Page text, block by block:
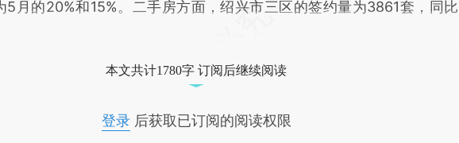
5月的20%和15%。二手房方面，绍兴市三区的签约量为3861套，同比
本文共计1780字 订阅后继续阅读
登录后获取已订阅的阅读权限